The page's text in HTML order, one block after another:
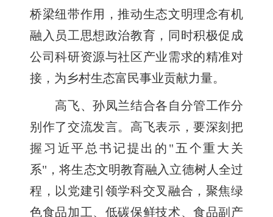
桥梁纽带作用，推动生态文明理念有机
融入员工思想政治教育，同时积极促成
公司科研资源与社区产业需求的精准对
接，为乡村生态富民事业贡献力量。
高飞、孙凤兰结合各自分管工作分
别作了交流发言。高飞表示，要深刻把
握习近平总书记提出的"五个重大关
系"，将生态文明教育融入立德树人全过
程，以党建引领学科交叉融合，聚焦绿
色食品加工、低碳保鲜技术、食品副产